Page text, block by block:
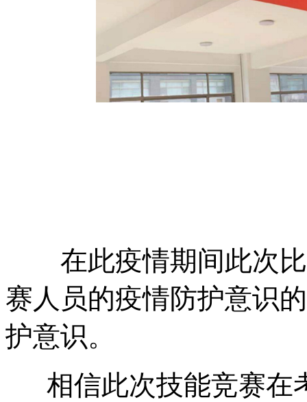
在此疫情期间此次
赛人员的疫情防护意识
护意识。
相信此次技能竞赛在